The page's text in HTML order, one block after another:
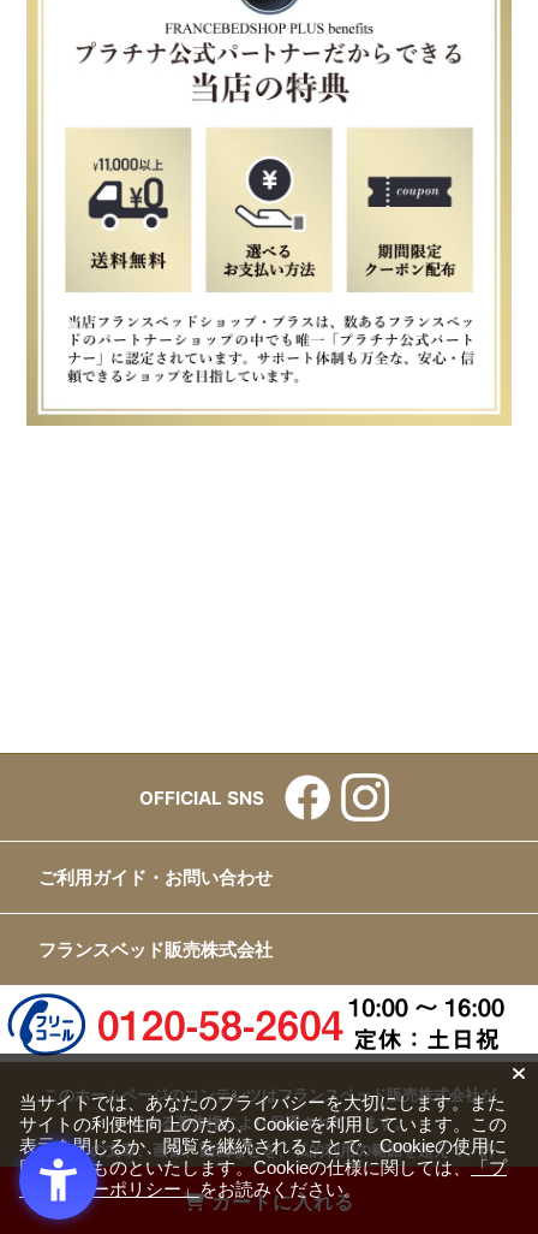
カートに入れる
OFFICIAL SNS
ご利用ガイド・お問い合わせ
フランスベッド販売株式会社
このホームページのコンテンツはフランスベッド販売株式会社が
有する著作権により保護されています。
すべての文章、画像、動画などを、私的利用の範囲を超えて、許
可なく複製、改変、転載することは禁じられています。
Copyright(c) FRANCEBED Sales Co., ltd. All Rights Reserved.
当サイトでは、あなたのプライバシーを大切にします。また
サイトの利便性向上のため、Cookieを利用しています。この
表示を閉じるか、閲覧を継続されることで、Cookieの使用に
同意するものといたします。Cookieの仕様に関しては、「プ
ライバシーポリシー」をお読みください。